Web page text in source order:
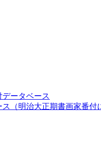
ータベース
（明治大正期書画家番付